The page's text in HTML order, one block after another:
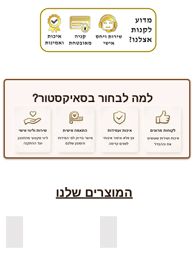
למה לבחור בסאיקסטור?
המוצרים שלנו